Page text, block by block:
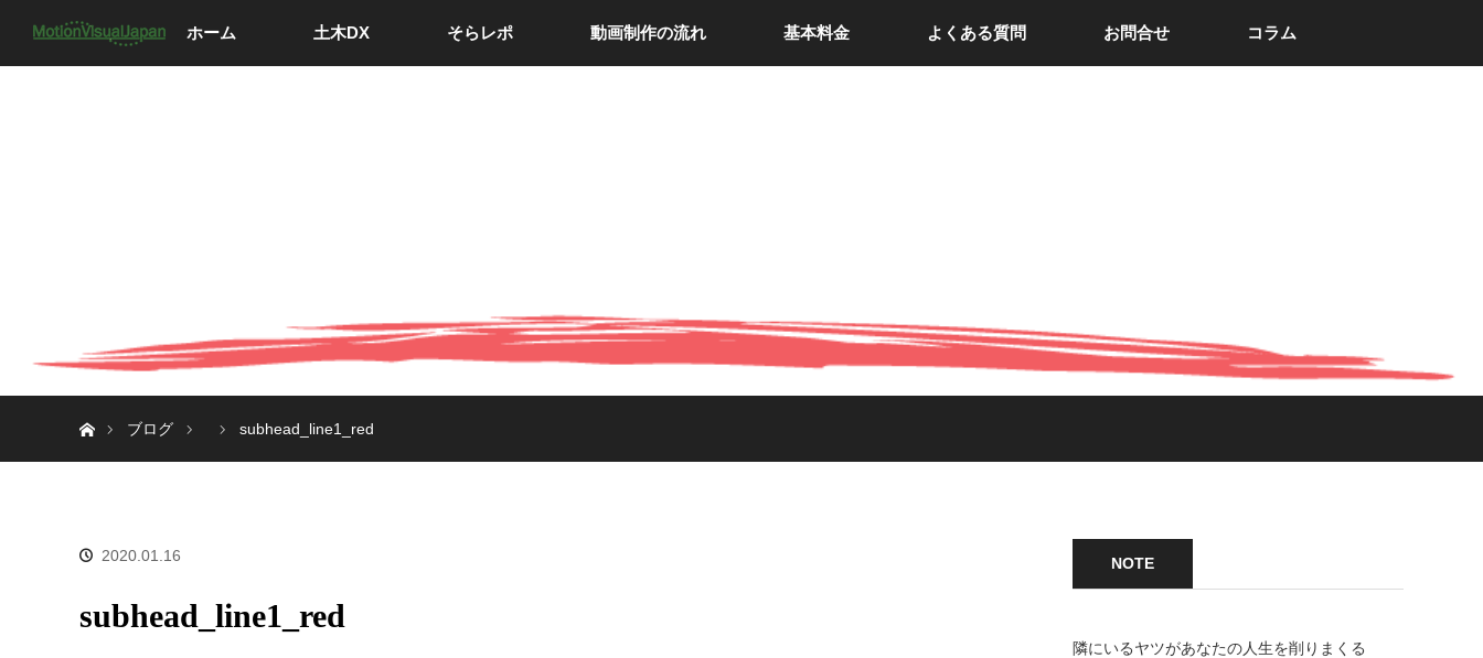
ホーム 土木DX そらレポ 動画制作の流れ 基本料金 よくある質問 お問合せ コラム
ブログ
subhead_line1_red
2020.01.16
subhead_line1_red
NOTE
隣にいるヤツがあなたの人生を削りまくる